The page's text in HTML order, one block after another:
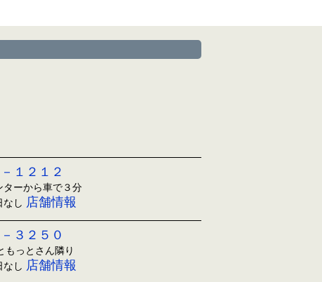
１２１２
ーから車で３分
なし 店舗情報
３２５０
もっとさん隣り
なし 店舗情報